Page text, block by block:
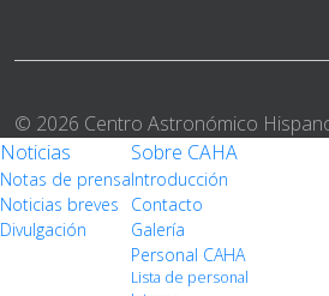
© 2026 Centro Astronómico
Noticias
Notas de prensa
Noticias breves
Divulgación
Sobre CAHA
Introducción
Contacto
Galería
Personal CAHA
Lista de personal